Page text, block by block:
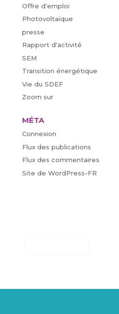
Offre d'emploi
Photovoltaïque
presse
Rapport d'activité
SEM
Transition énergétique
Vie du SDEF
Zoom sur
MÉTA
Connexion
Flux des publications
Flux des commentaires
Site de WordPress-FR